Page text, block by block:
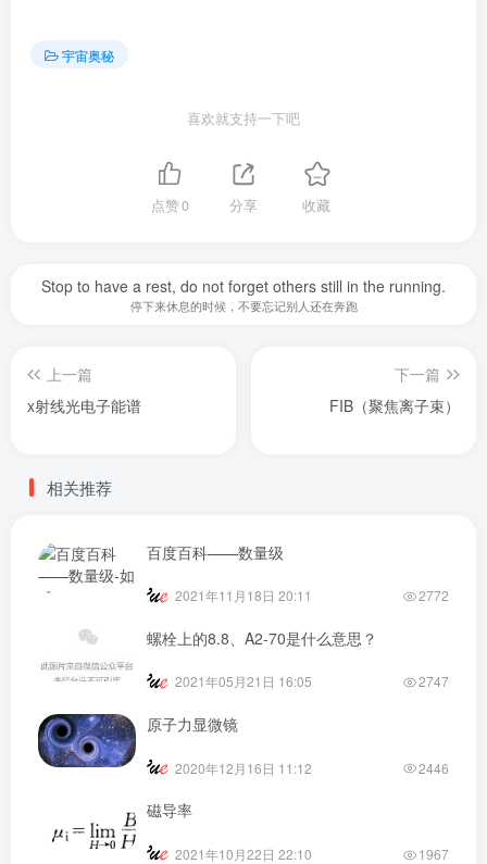
宇宙奥秘
喜欢就支持一下吧
点赞0 分享 收藏
Stop to have a rest, do not forget others still in the running.
停下来休息的时候，不要忘记别人还在奔跑
上一篇
x射线光电子能谱
下一篇
FIB（聚焦离子束）
相关推荐
百度百科——数量级
2021年11月18日 20:11 2772
螺栓上的8.8、A2-70是什么意思？
2021年05月21日 16:05 2747
原子力显微镜
2020年12月16日 11:12 2446
磁导率
2021年10月22日 22:10 1967